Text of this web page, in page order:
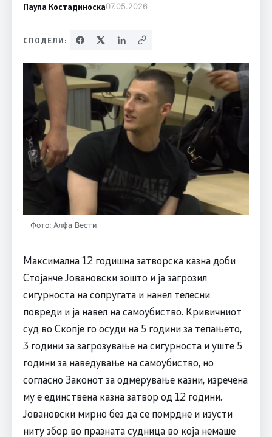
Паула Костадиноска07.05.2026
СПОДЕЛИ:
Фото: Алфа Вести
Максимална 12 годишна затворска казна доби
Стојанче Јовановски зошто и ја загрозил
сигурноста на сопругата и нанел телесни
повреди и ја навел на самоубиство. Кривичниот
суд во Скопје го осуди на 5 години за тепањето,
3 години за загрозување на сигурноста и уште 5
години за наведување на самоубиство, но
согласно Законот за одмерување казни, изречена
му е единствена казна затвор од 12 години.
Јовановски мирно без да се помрдне и изусти
ниту збор во празната судница во која немаше